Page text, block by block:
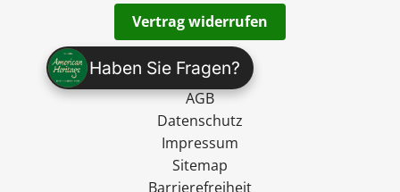
Haben Sie Fragen?
Vertrag widerrufen
Widerruf
AGB
Datenschutz
Impressum
Sitemap
Barrierefreiheit